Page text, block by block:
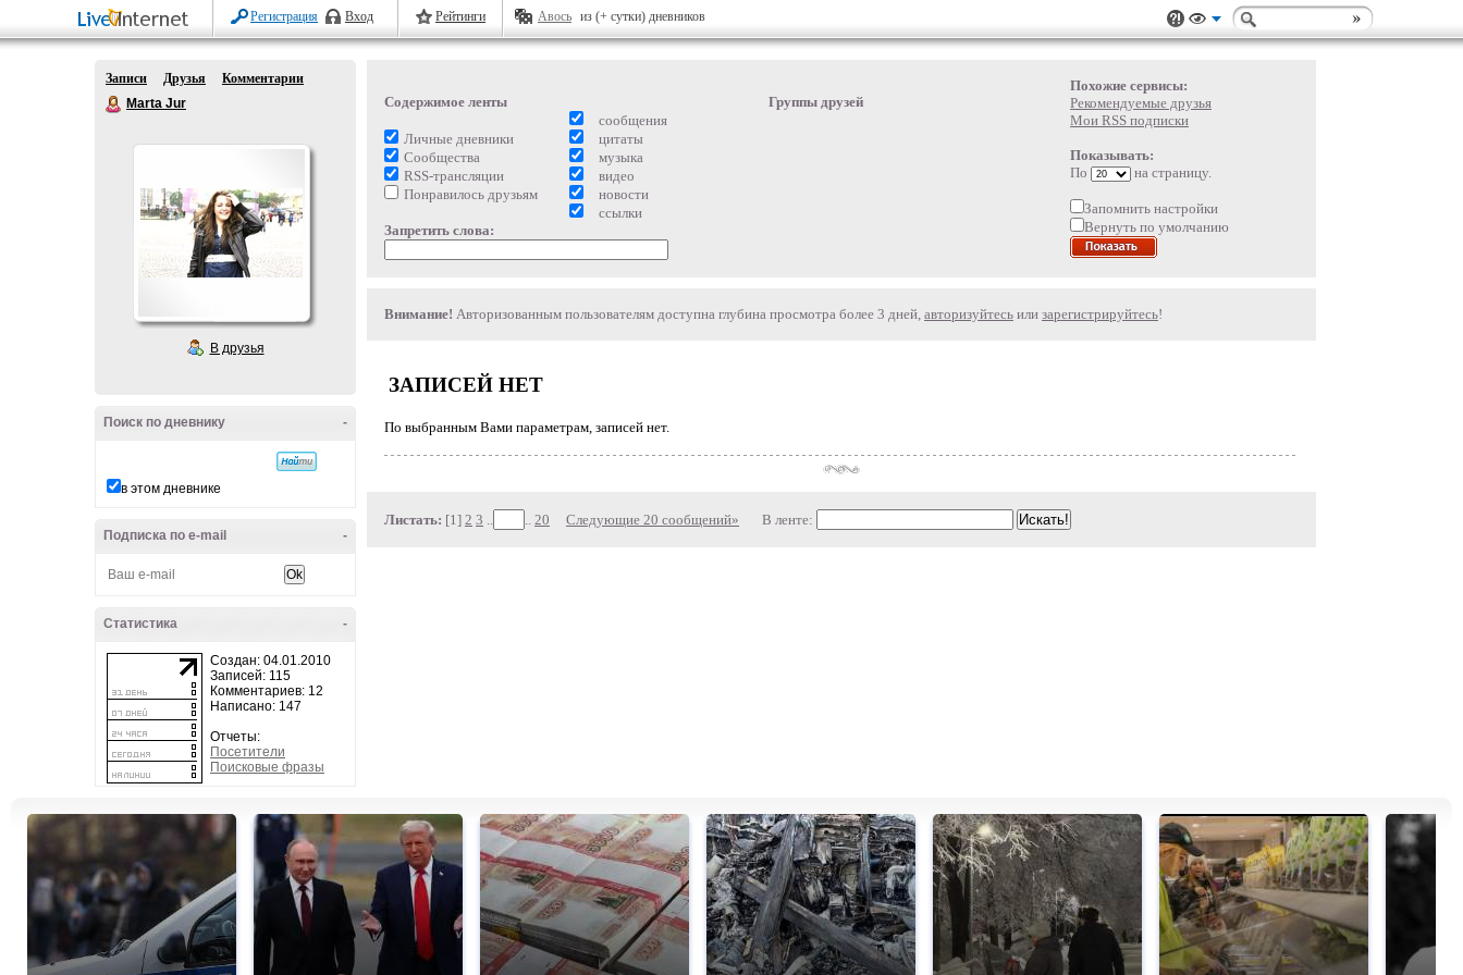
Регистрация Вход Рейтинги Авось из (+ сутки) дневников
Записи Друзья
Комментарии
Marta Jur
В друзья
-
Поиск по дневнику
в этом дневнике
-
Подписка по e-mail
-
Статистика
Создан: 04.01.2010
Записей: 115
Комментариев: 12
Написано: 147
Отчеты:
Посетители
Поисковые фразы
Похожие сервисы:
Рекомендуемые друзья
Мои RSS подписки
Показывать:
По
на страницу.
Запомнить настройки
Вернуть по умолчанию
Содержимое ленты
Личные дневники
Сообщества
RSS-трансляции
Понравилось друзьям
сообщения
цитаты
музыка
видео
новости
ссылки
Группы друзей
Запретить слова:
Внимание! Авторизованным пользователям доступна глубина просмотра более 3 дней, авторизуйтесь или зарегистрируйтесь!
ЗАПИСЕЙ НЕТ
По выбранным Вами параметрам, записей нет.
Листать: [1] 2 3 .. .. 20 Следующие 20 сообщений» В ленте: